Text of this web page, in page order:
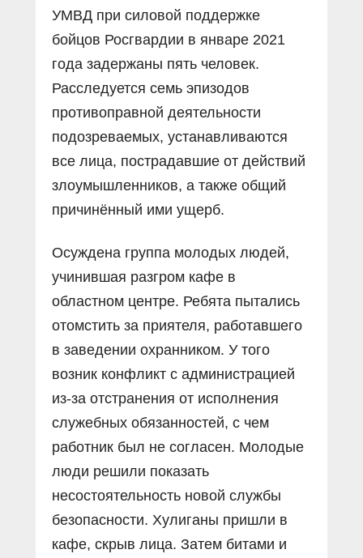
УМВД при силовой поддержке
бойцов Рос­гвардии в январе 2021
года задержаны пять человек.
Расследуется семь эпизодов
противоправной деятельности
подозреваемых, устанавливаются
все лица, пострадавшие от действий
злоумышленников, а также общий
причинëнный ими ущерб.
Осуждена группа молодых людей,
учинившая разгром кафе в
областном центре. Ребята пытались
отомстить за приятеля, работавшего
в заведении охранником. У того
возник конфликт с администрацией
из-за отстранения от исполнения
служебных обязанностей, с чем
работник был не согласен. Молодые
люди решили показать
несостоятельность новой службы
безопасности. Хулиганы пришли в
кафе, скрыв лица. Затем битами и